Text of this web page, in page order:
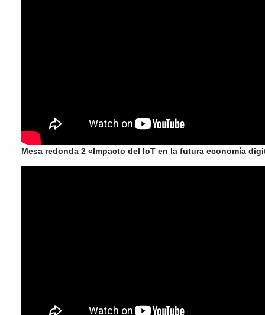
Mesa redonda 2 «Impacto del IoT en la futura economía